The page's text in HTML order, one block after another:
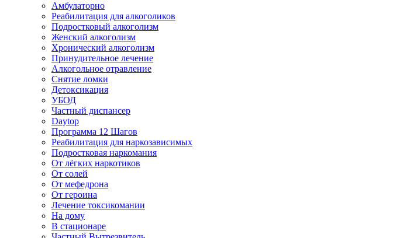
Амбулаторно
Реабилитация для алкоголиков
Подростковый алкоголизм
Женский алкоголизм
Хронический алкоголизм
Принудительное лечение
Алкогольное отравление
Снятие ломки
Детоксикация
УБОД
Частный диспансер
Daytop
Программа 12 Шагов
Реабилитация для наркозависимых
Подростковая наркомания
От лёгких наркотиков
От солей
От мефедрона
От героина
Лечение токсикомании
На дому
В стационаре